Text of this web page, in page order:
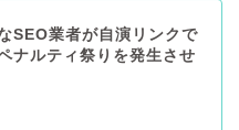
SEO業者が自演リンクで
ナルティ祭りを発生させ